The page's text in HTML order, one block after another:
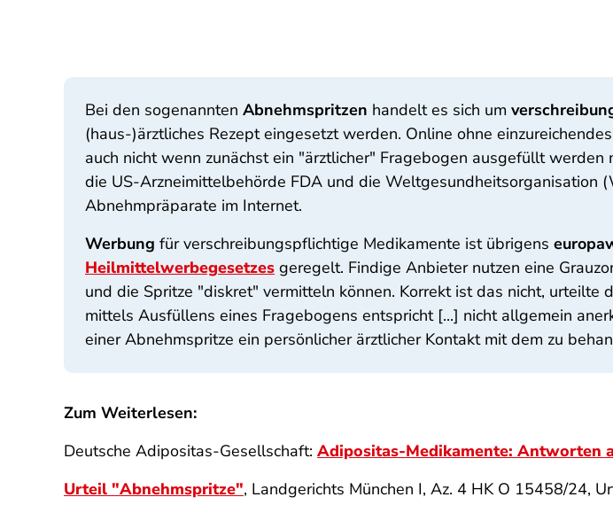
Bei den sogenannten Abnehmspritzen handelt es sich um
(haus-)ärztliches Rezept eingesetzt werden. Online ohne
auch nicht wenn zunächst ein "ärztlicher" Fragebogen ausgefüllt
die US-Arzneimittelbehörde FDA und die Weltgesundheitsorganisation
Abnehmpräparate im Internet.
Werbung für verschreibungspflichtige Medikamente ist übrigens
Heilmittelwerbegesetzes geregelt. Findige Anbieter nutzen eine
und die Spritze "diskret" vermitteln können. Korrekt ist das nicht,
mittels Ausfüllens eines Fragebogens entspricht [...] nicht allgemein
einer Abnehmspritze ein persönlicher ärztlicher Kontakt mit dem zu
Zum Weiterlesen:
Deutsche Adipositas-Gesellschaft: Adipositas-Medikamente: Antworten
Urteil "Abnehmspritze", Landgerichts München I, Az. 4 HK O 15458/24,